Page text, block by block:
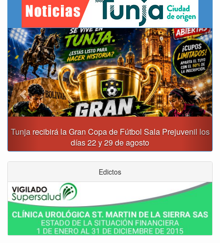
Tunja recibirá la Gran Copa de Fútbol Sala Prejuvenil los
días 22 y 29 de agosto
Previous Next
Edictos